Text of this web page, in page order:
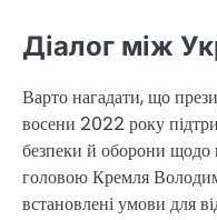
Діалог між
Варто нагадати, що
восени 2022 року
безпеки й оборони щодо
головою Кремля
встановлені умови для